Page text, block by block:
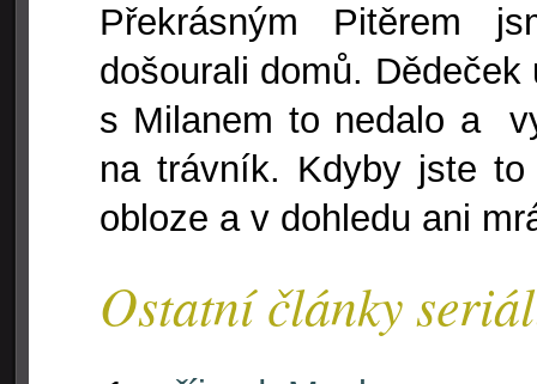
Překrásným Pitěrem
došourali domů.
s Milanem to nedalo a
na trávník. Kdyby jste
obloze a v dohledu ani
Ostatní články